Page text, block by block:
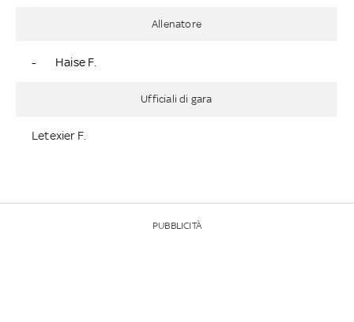
Allenatore
- Haise F.
Ufficiali di gara
Letexier F.
PUBBLICITÀ